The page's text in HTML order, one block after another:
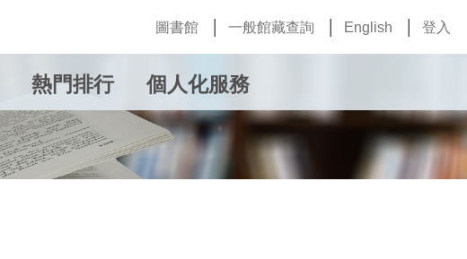
圖書館 一般館藏查詢 English 登入
熱門排行 個人化服務